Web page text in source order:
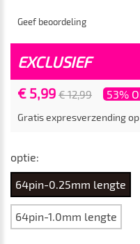
Geef beoordeling
EXCLUSIEF
€ 5,99 € 12,99 53%
Gratis expresverzending
optie:
64pin-0.25mm lengte
64pin-1.0mm lengte